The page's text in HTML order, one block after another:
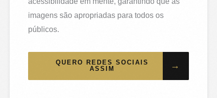
imagens são apropriadas para todos os
públicos.
QUERO REDES SOCIAIS
ASSIM
→